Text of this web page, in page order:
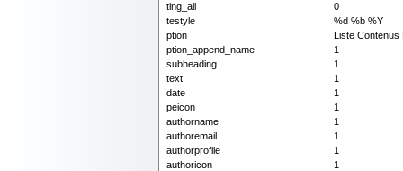
ting_all
0
testyle
%d %b %Y
ption
Liste Contenus
ption_append_name
1
subheading
1
text
1
date
1
peicon
1
authorname
1
authoremail
1
authorprofile
1
authoricon
1